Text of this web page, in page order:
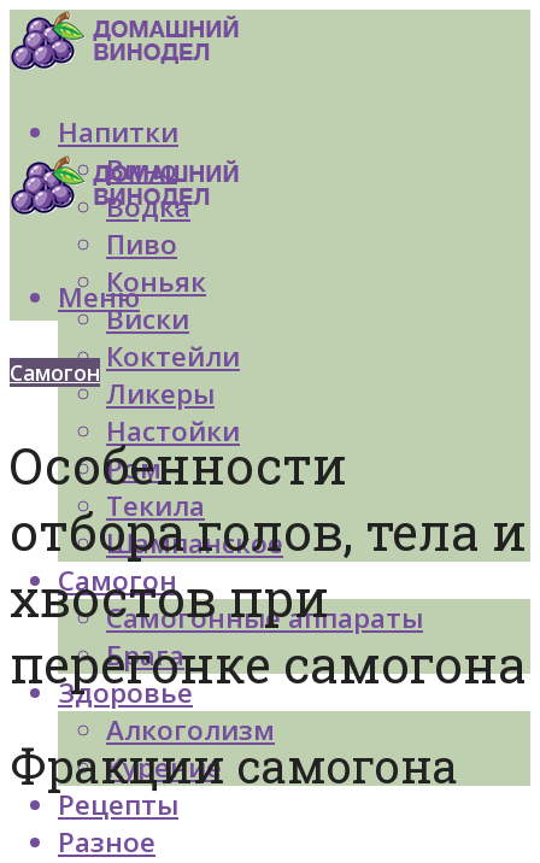
Напитки
Вино
Водка
Пиво
Коньяк
Виски
Коктейли
Ликеры
Настойки
Ром
Текила
Шампанское
Самогон
Самогонные аппараты
Брага
Здоровье
Алкоголизм
Курение
Рецепты
Разное
Меню
Самогон
Особенности
отбора голов, тела и
хвостов при
перегонке самогона
Фракции самогона